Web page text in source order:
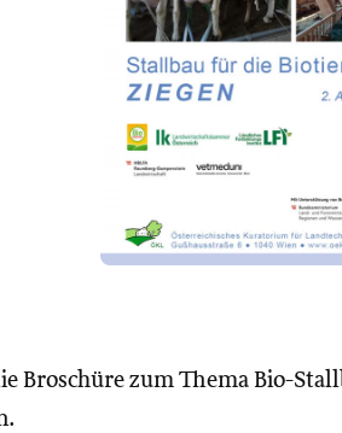
Broschüre zum Thema Bio-